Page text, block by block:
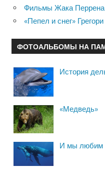
Фильмы Жака Перрена
«Пепел и снег»
ФОТОАЛЬБОМЫ НА
История
«Медведь»
И мы любим